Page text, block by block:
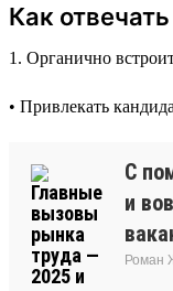
Как
1. Органично
• Привлекать
С
и
Роман